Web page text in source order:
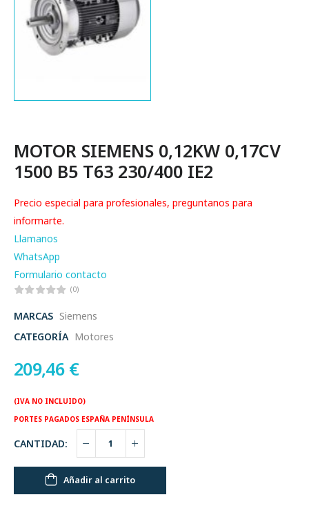
MOTOR SIEMENS 0,12KW 0,17CV
1500 B5 T63 230/400 IE2
Precio especial para profesionales, preguntanos para
informarte.
Llamanos
WhatsApp
Formulario contacto
(0)
MARCAS Siemens
CATEGORÍA Motores
209,46 €
(IVA NO INCLUIDO)
PORTES PAGADOS ESPAÑA PENÍNSULA
CANTIDAD:
Añadir al carrito